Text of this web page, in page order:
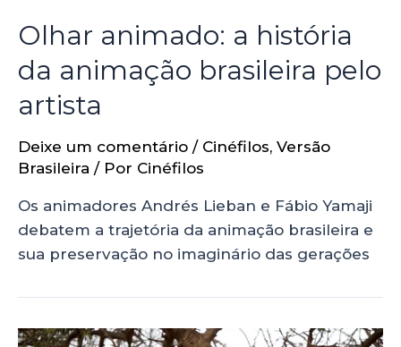
Olhar animado: a história
da animação brasileira pelo
artista
Deixe um comentário / Cinéfilos, Versão
Brasileira / Por Cinéfilos
Os animadores Andrés Lieban e Fábio Yamaji
debatem a trajetória da animação brasileira e
sua preservação no imaginário das gerações